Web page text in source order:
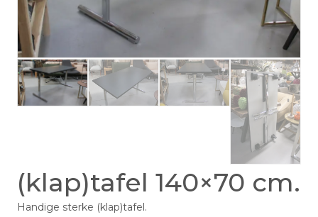
(klap)tafel 140×70 cm.
Handige sterke (klap)tafel.